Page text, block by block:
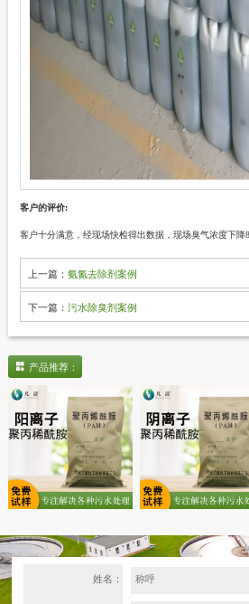
客户的评价:
客户十分满意，经现场快检得出数据，现场臭气浓度下降
上一篇：氨氮去除剂案例
下一篇：污水除臭剂案例
产品推荐：
姓名：